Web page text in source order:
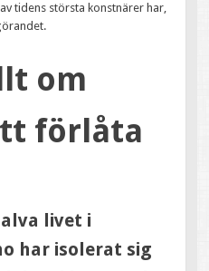
av tidens största konstnärer har,
om
förlåta
livet i
har isolerat sig